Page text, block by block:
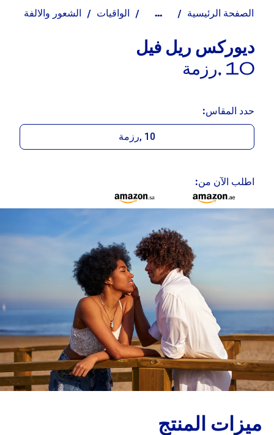
الصفحة الرئيسية ... الواقيات الشعور والالفة
ديوركس ريل فيل
10 ,رزمة
حدد المقاس:
10 ,رزمة
اطلب الآن من:
ميزات المنتج